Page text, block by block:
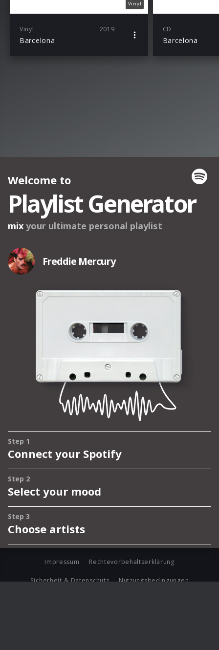
Vinyl
Vinyl 2019
Barcelona
CD
Barcelona
Impressum Rechtevorbehaltserklärung
Sicherheit & Datenschutz Nutzungsbedingungen